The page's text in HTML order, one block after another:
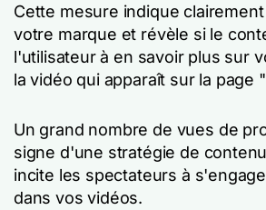
Cette mesure indique
votre marque et révèle si le
l'utilisateur à en savoir plus sur
la vidéo qui apparaît sur la page
Un grand nombre de vues de
signe d'une stratégie de
incite les spectateurs à
dans vos vidéos.